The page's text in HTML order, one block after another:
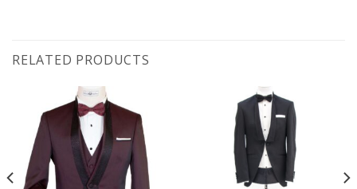
RELATED PRODUCTS